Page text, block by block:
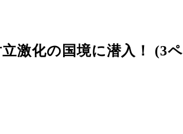
激化の国境に潜入！ (3ペ